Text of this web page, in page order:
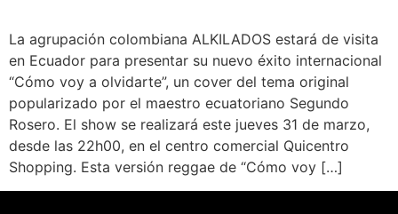
La agrupación colombiana ALKILADOS estará de visita
en Ecuador para presentar su nuevo éxito internacional
“Cómo voy a olvidarte”, un cover del tema original
popularizado por el maestro ecuatoriano Segundo
Rosero. El show se realizará este jueves 31 de marzo,
desde las 22h00, en el centro comercial Quicentro
Shopping. Esta versión reggae de “Cómo voy […]